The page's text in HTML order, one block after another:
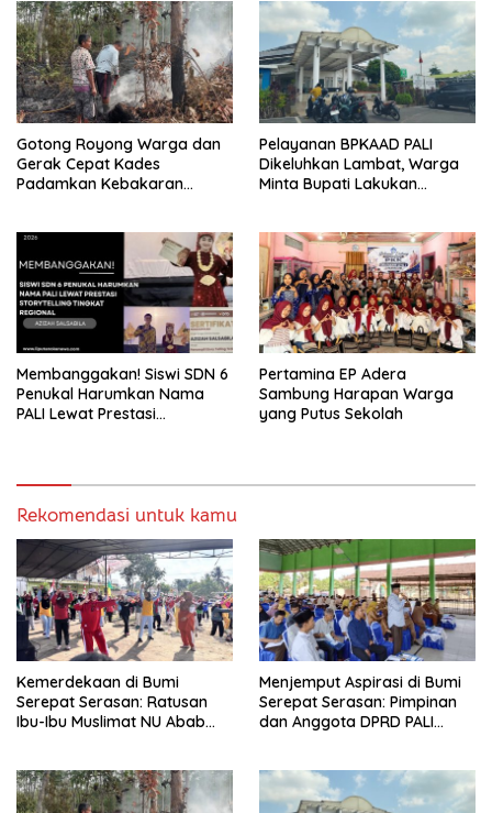
Indonesia
Melalui Reses Ke-2 Tahun
2026
Gotong Royong Warga dan
Gerak Cepat Kades
Padamkan Kebakaran
Pelayanan BPKAAD PALI
Dikeluhkan Lambat, Warga
Minta Bupati Lakukan
Membanggakan! Siswi SDN 6
Penukal Harumkan Nama
PALI Lewat Prestasi
Pertamina EP Adera
Sambung Harapan Warga
yang Putus Sekolah
Rekomendasi untuk kamu
Kemerdekaan di Bumi
Serepat Serasan: Ratusan
Ibu-Ibu Muslimat NU Abab
Indonesia
Menjemput Aspirasi di Bumi
Serepat Serasan: Pimpinan
dan Anggota DPRD PALI
Melalui Reses Ke-2 Tahun
2026